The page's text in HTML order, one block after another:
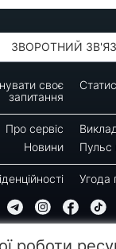
ЗВОРОТНИЙ
своє
запитання
Про сервіс
Новини
Пульс
Угода